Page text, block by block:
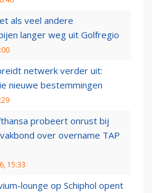
als veel andere
langer weg uit Golfregio
netwerk verder uit:
nieuwe bestemmingen
probeert onrust bij
over overname TAP
15:33
lounge op Schiphol opent